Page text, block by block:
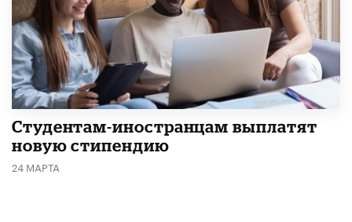
Студентам-иностранцам выплатят
новую стипендию
24 МАРТА